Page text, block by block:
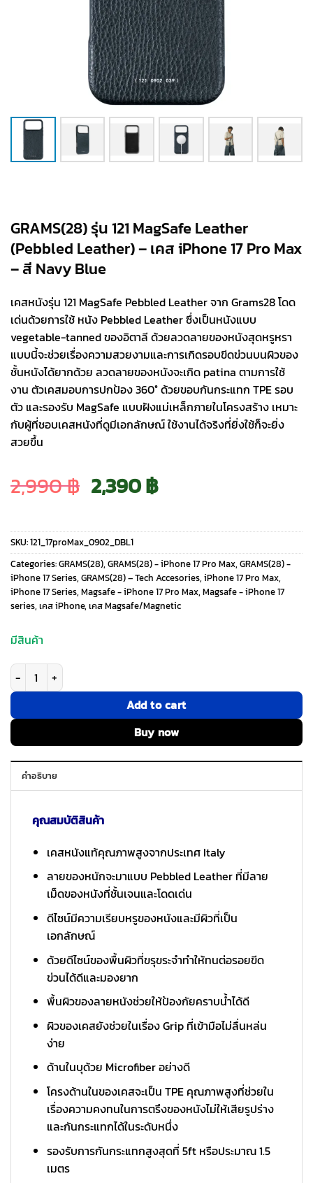
GRAMS(28) รุ่น 121 MagSafe Leather
(Pebbled Leather) – เคส iPhone 17 Pro Max
– สี Navy Blue
เคสหนังรุ่น 121 MagSafe Pebbled Leather จาก Grams28 โดด
เด่นด้วยการใช้ หนัง Pebbled Leather ซึ่งเป็นหนังแบบ
vegetable-tanned ของอิตาลี ด้วยลวดลายของหนังสุดหรูหรา
แบบนี้จะช่วยเรื่องความสวยงามและการเกิดรอบขีดข่วนบนผิวของ
ชั้นหนังได้ยากด้วย ลวดลายของหนังจะเกิด patina ตามการใช้
งาน ตัวเคสมอบการปกป้อง 360° ด้วยขอบกันกระแทก TPE รอบ
ตัว และรองรับ MagSafe แบบฝังแม่เหล็กภายในโครงสร้าง เหมาะ
กับผู้ที่ชอบเคสหนังที่ดูมีเอกลักษณ์ ใช้งานได้จริงที่ยิ่งใช้ก็จะยิ่ง
สวยขึ้น
2,990฿ Original
price
was:
2,990 ฿.
2,390฿Current
price
is:
2,390 ฿.
SKU:121_17proMax_0902_DBL1
Categories:GRAMS(28), GRAMS(28) - iPhone 17 Pro Max, GRAMS(28) -
iPhone 17 Series, GRAMS(28) – Tech Accesories, iPhone 17 Pro Max,
iPhone 17 Series, Magsafe - iPhone 17 Pro Max, Magsafe - iPhone 17
series, เคส iPhone, เคส Magsafe/Magnetic
มีสินค้า
จำนวน GRAMS(28) รุ่น 121 MagSafe Leather (Pebbled Leather) - เคส
Add to cart
Buy now
คำอธิบาย
คุณสมบัติสินค้า
เคสหนังแท้คุณภาพสูงจากประเทศ Italy
ลายของหนักจะมาแบบ Pebbled Leather ที่มีลาย
เม็ดของหนังที่ชั้นเจนและโดดเด่น
ดีไซน์มีความเรียบหรูของหนังและมีผิวที่เป็น
เอกลักษณ์
ด้วยดีไซน์ของพื้นผิวที่ขรุขระจำทำให้ทนต่อรอยขีด
ข่วนได้ดีและมองยาก
พื้นผิวของลายหนังช่วยให้ป้องกัยคราบน้ำได้ดี
ผิวของเคสยังช่วยในเรื่อง Grip ที่เข้ามือไม่ลื่นหล่น
ง่าย
ด้านในบุด้วย Microfiber อย่างดี
โครงด้านในของเคสจะเป็น TPE คุณภาพสูงที่ช่วยใน
เรื่องความคงทนในการตรึงของหนังไม่ให้เสียรูปร่าง
และกันกระแทกได้ในระดับหนึ่ง
รองรับการกันกระแทกสูงสุดที่ 5ft หรือประมาณ 1.5
เมตร